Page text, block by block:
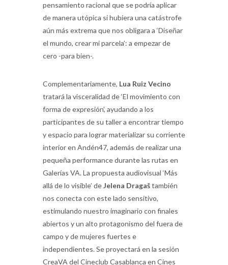
pensamiento racional que se podría aplicar
de manera utópica si hubiera una catástrofe
aún más extrema que nos obligara a ‘Diseñar
el mundo, crear mi parcela’: a empezar de
cero -para bien-.
Complementariamente, Lua Ruiz Vecino
tratará la visceralidad de ‘El movimiento con
forma de expresión’, ayudando a los
participantes de su taller a encontrar tiempo
y espacio para lograr materializar su corriente
interior en Andén47, además de realizar una
pequeña performance durante las rutas en
Galerías VA. La propuesta audiovisual ‘Más
allá de lo visible’ deJelena Dragaštambién
nos conecta con este lado sensitivo,
estimulando nuestro imaginario con finales
abiertos y un alto protagonismo del fuera de
campo y de mujeres fuertes e
independientes. Se proyectará en la sesión
CreaVA del Cineclub Casablanca en Cines